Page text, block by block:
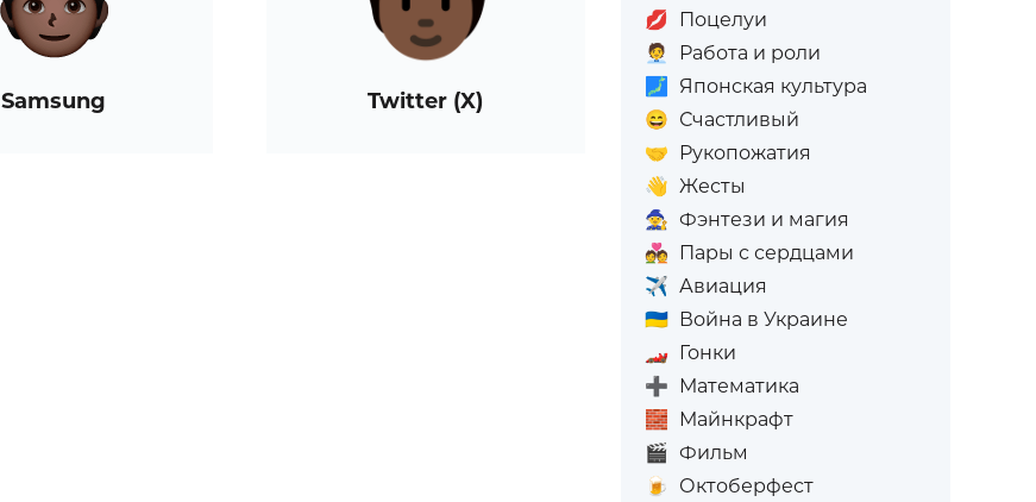
Samsung Twitter (X)
💋 Поцелуи
🧑‍💼
Работа и роли
🗾
Японская культура
😄 Счастливый
🤝 Рукопожатия
👋 Жесты
🧙 Фэнтези и магия
💑 Пары с сердцами
✈️ Авиация
🇺🇦 Война в Украине
🏎️ Гонки
➕ Математика
🧱 Майнкрафт
🎬 Фильм
🍺
Октоберфест